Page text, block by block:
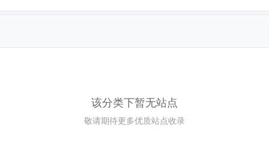
该分类下暂无站点
敬请期待更多优质站点收录